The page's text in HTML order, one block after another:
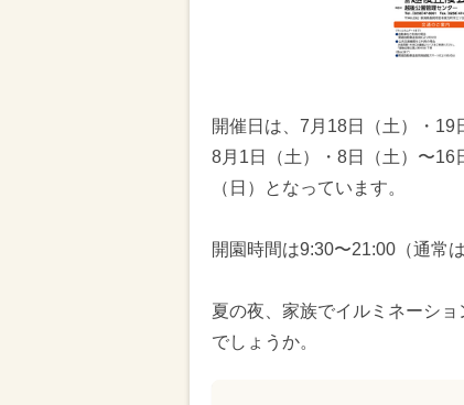
開催日は、7月18日（土）・19
8月1日（土）・8日（土）〜16
（日）となっています。
開園時間は9:30〜21:00（通常
夏の夜、家族でイルミネーシ
でしょうか。